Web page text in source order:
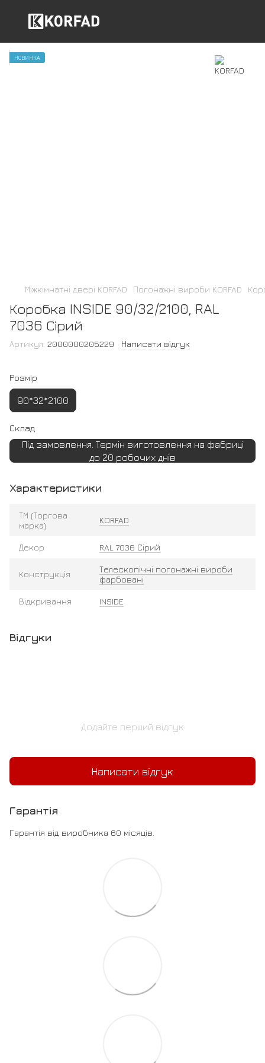
НОВИНКА
Міжкімнатні двері KORFAD Погонажні вироби KORFAD
Коробка INSIDE 90/32/2100, RAL
7036 Сірий
Артикул: 2000000205229 Написати відгук
Розмір
90*32*2100
Склад
Під замовлення. Термін виготовлення на фабриці
до 20 робочих днів
Характеристики
ТМ (Торгова
марка)
KORFAD
Декор RAL 7036 Сірий
Конструкція
Телескопічні погонажні вироби
фарбовані
Відкривання INSIDE
Відгуки
Додайте перший відгук
Написати відгук
Гарантія
Гарантія від виробника 60 місяців.